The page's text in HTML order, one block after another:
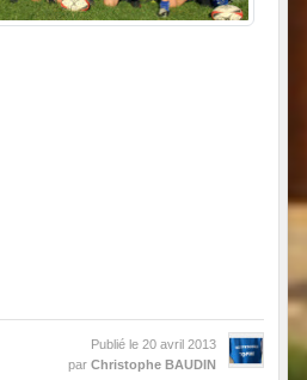
Publié le 20 avril 2013
par Christophe BAUDIN